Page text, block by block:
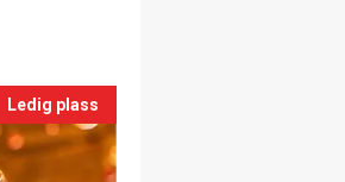
Ledig plass